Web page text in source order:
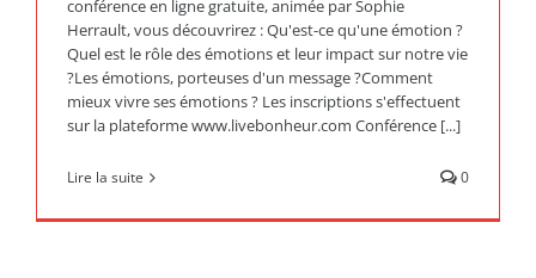
conférence en ligne gratuite, animée par Sophie
Herrault, vous découvrirez : Qu'est-ce qu'une émotion ?
Quel est le rôle des émotions et leur impact sur notre vie
?Les émotions, porteuses d'un message ?Comment
mieux vivre ses émotions ? Les inscriptions s'effectuent
sur la plateforme www.livebonheur.com Conférence [...]
Lire la suite 0